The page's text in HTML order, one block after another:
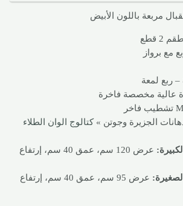
مربعة باللون الأبيض
طقم 2 قطع
مع برواز
ربع لمعة
عالية مخصصة فاخرة
الجزيرة وجوتن »كتالوج الوان الطلاء
عرض 120 سم، عمق 40 سم، إرتفاع
عرض 95 سم، عمق 40 سم، إرتفاع